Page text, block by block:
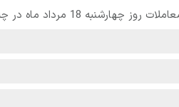
ماه در چه محدوده‌ای خواهد بود؟